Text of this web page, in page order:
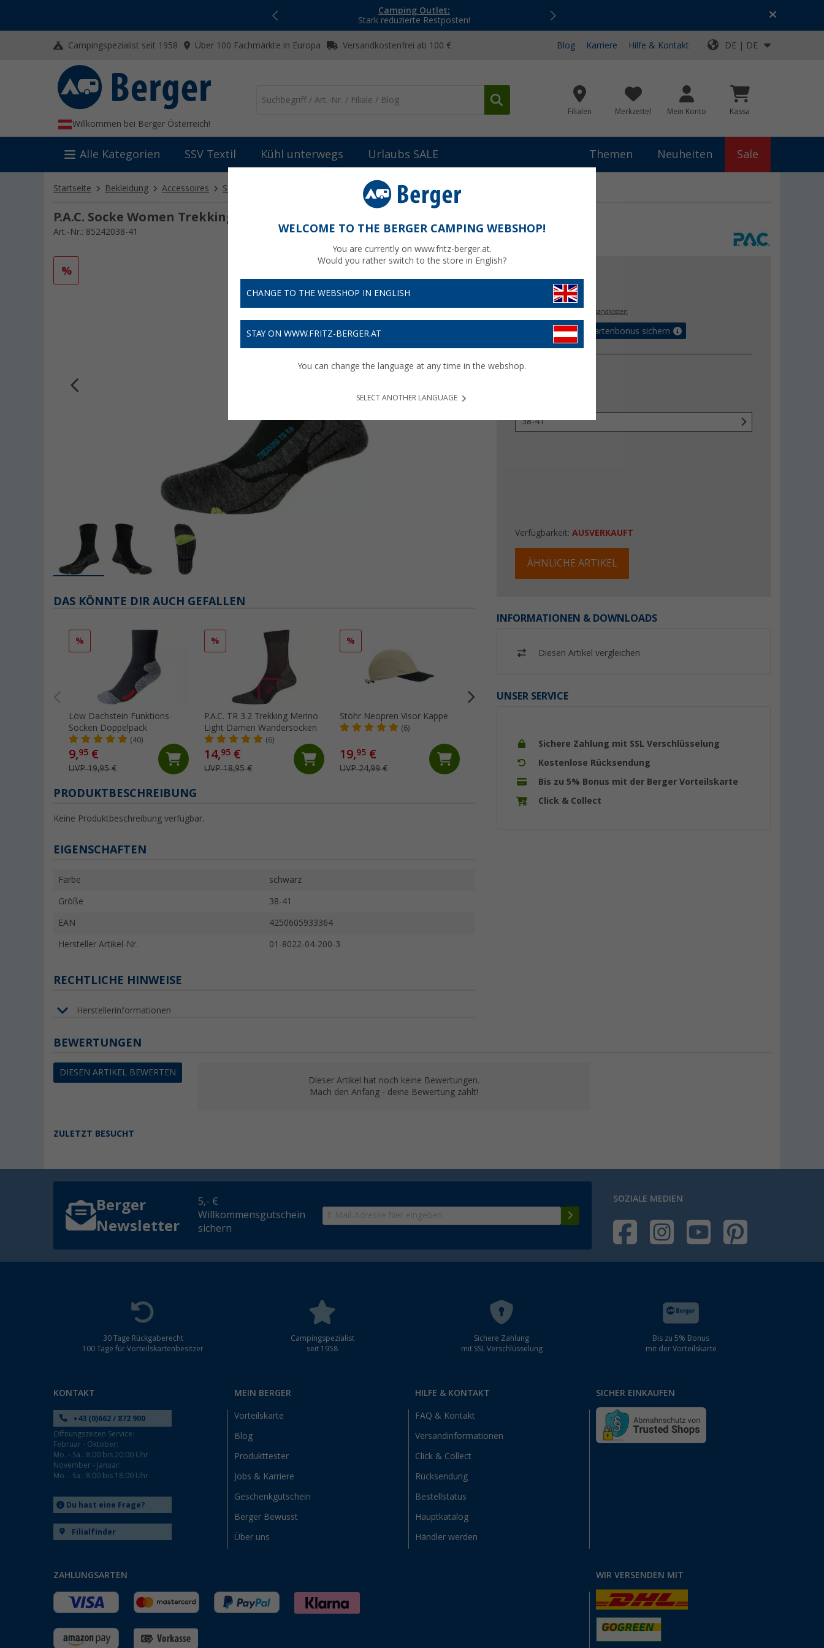
Camping Outlet:
Stark reduzierte Restposten!
Top-Deals für dein Abenteuer!
Campingspezialist seit 1958 Über 100 Fachmärkte in Europa Versandkostenfrei ab 100 € Blog Karriere Hilfe & Kontakt DE | DE
Willkommen bei Berger Österreich!
Filialen Merkzettel Mein Konto Kassa
Alle Kategorien SSV Textil Kühl unterwegs Urlaubs SALE Themen Neuheiten Sale
Startseite Bekleidung Accessoires Socken P.A.C. Socke Women Trekking Classic Wool
P.A.C. Socke Women Trekking Classic Wool
Art.-Nr.: 85242038-41
%
€
zzgl. Versandkosten
Bis zu 5% Vorteilskartenbonus sichern
Farbe
38-41
Verfügbarkeit: AUSVERKAUFT
ÄHNLICHE ARTIKEL
INFORMATIONEN & DOWNLOADS
Diesen Artikel vergleichen
UNSER SERVICE
Sichere Zahlung mit SSL Verschlüsselung
Kostenlose Rücksendung
Bis zu 5% Bonus mit der Berger Vorteilskarte
Click & Collect
DAS KÖNNTE DIR AUCH GEFALLEN
%
Löw Dachstein Funktions-
Socken Doppelpack
(40)
9,95 €
UVP 19,95 €
%
P.A.C. TR 3.2 Trekking Merino
Light Damen Wandersocken
(6)
14,95 €
UVP 18,95 €
%
Stöhr Neopren Visor Kappe
(6)
19,95 €
UVP 24,99 €
(10)
UVP 19,95 €
(23)
UVP 14,95 €
PRODUKTBESCHREIBUNG
Keine Produktbeschreibung verfügbar.
EIGENSCHAFTEN
Farbe schwarz
Größe 38-41
EAN 4250605933364
Hersteller Artikel-Nr. 01-8022-04-200-3
RECHTLICHE HINWEISE
Herstellerinformationen
BEWERTUNGEN
DIESEN ARTIKEL BEWERTEN
Dieser Artikel hat noch keine Bewertungen.
Mach den Anfang - deine Bewertung zählt!
ZULETZT BESUCHT
Berger
Newsletter
5,- €
Willkommensgutschein
sichern
SOZIALE MEDIEN
30 Tage Rückgaberecht
100 Tage für Vorteilskartenbesitzer
Campingspezialist
seit 1958
Sichere Zahlung
mit SSL Verschlüsselung
Bis zu 5% Bonus
mit der Vorteilskarte
KONTAKT
+43 (0)662 / 872 900
Öffnungszeiten Service:
Februar - Oktober:
Mo. - Sa.: 8:00 bis 20:00 Uhr
November - Januar:
Mo. - Sa.: 8:00 bis 18:00 Uhr
Du hast eine Frage?
Filialfinder
MEIN BERGER
Vorteilskarte
Blog
Produkttester
Jobs & Karriere
Geschenkgutschein
Berger Bewusst
Über uns
HILFE & KONTAKT
FAQ & Kontakt
Versandinformationen
Click & Collect
Rücksendung
Bestellstatus
Hauptkatalog
Händler werden
SICHER EINKAUFEN
ZAHLUNGSARTEN WIR VERSENDEN MIT
WELCOME TO THE BERGER CAMPING WEBSHOP!
You are currently on www.fritz-berger.at.
Would you rather switch to the store in English?
CHANGE TO THE WEBSHOP IN ENGLISH
STAY ON WWW.FRITZ-BERGER.AT
You can change the language at any time in the webshop.
SELECT ANOTHER LANGUAGE